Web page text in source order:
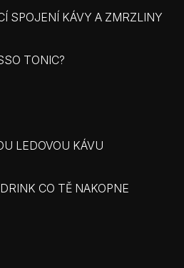
SPOJENÍ KÁVY A ZMRZLINY
TONIC?
LEDOVOU KÁVU
CO TĚ NAKOPNE